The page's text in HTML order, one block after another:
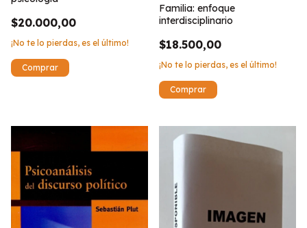
$20.000,00
¡No te lo pierdas, es el último!
Familia: enfoque
interdisciplinario
$18.500,00
¡No te lo pierdas, es el último!